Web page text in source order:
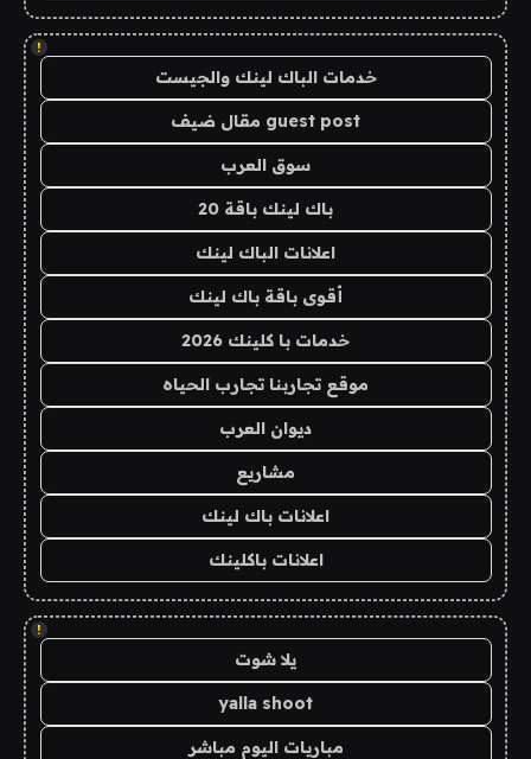
!
خدمات الباك لينك والجيست
guest post مقال ضيف
سوق العرب
باك لينك باقة 20
اعلانات الباك لينك
أقوى باقة باك لينك
خدمات با كلينك 2026
موقع تجاربنا تجارب الحياه
ديوان العرب
مشاريع
اعلانات باك لينك
اعلانات باكلينك
!
يلا شوت
yalla shoot
مباريات اليوم مباشر